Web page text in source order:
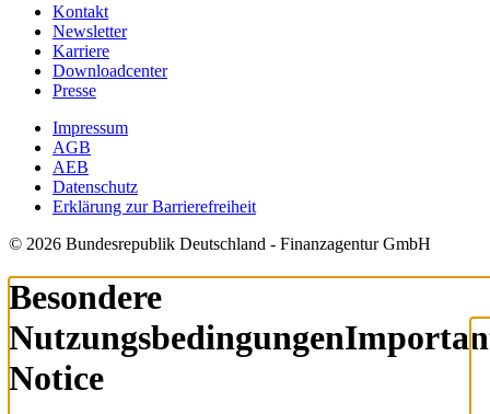
Kontakt
Newsletter
Karriere
Downloadcenter
Presse
Impressum
AGB
AEB
Datenschutz
Erklärung zur Barrierefreiheit
© 2026 Bundesrepublik Deutschland - Finanzagentur GmbH
Besondere
Nutzungsbedingungen
Notice